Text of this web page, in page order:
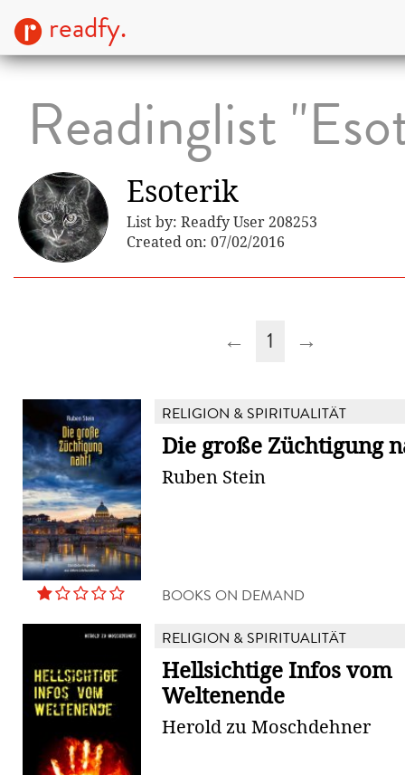
readfy.
Readinglist
Esoterik
List by: Readfy User 208253
Created on: 07/02/2016
← 1 →
RELIGION & SPIRITUALITÄT
Die große Züchtigung
Ruben Stein
BOOKS ON DEMAND
RELIGION & SPIRITUALITÄT
Hellsichtige Infos vom
Weltenende
Herold zu Moschdehner